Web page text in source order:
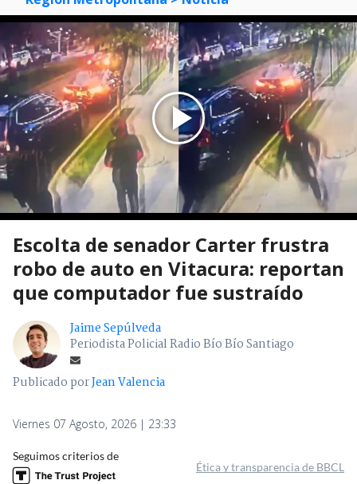
Escolta de senador Carter frustra
robo de auto en Vitacura: reportan
que computador fue sustraído
Jaime Sepúlveda
Periodista Policial Radio Bío Bío Santiago
Publicado porJean Valencia
Viernes 07 Agosto, 2026 | 23:33
Seguimos criterios de
Ética y transparencia de BBCL